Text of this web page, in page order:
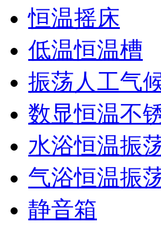
恒温摇床
低温恒温槽
振荡人工气
数显恒温不
水浴恒温振
气浴恒温振
静音箱